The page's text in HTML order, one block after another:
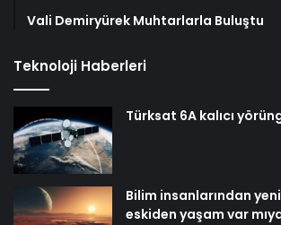
Vali Demiryürek Muhtarlarla Buluştu
Teknoloji Haberleri
Türksat 6A kalıcı
Bilim insanlarından
eskiden yaşam var